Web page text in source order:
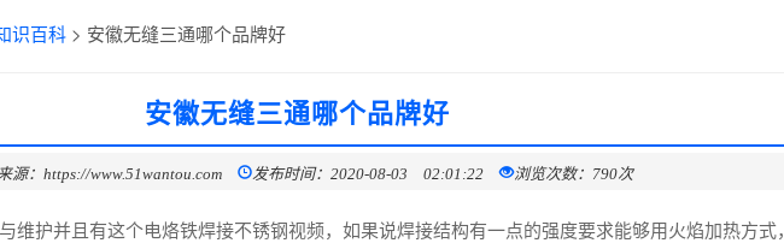
识百科 > 安徽无缝三通哪个品牌好
安徽无缝三通哪个品牌好
源：https://www.51wantou.com 发布时间：2020-08-03 02:01:22 浏览次数：790次
维护并且有这个电烙铁焊接不锈钢视频，如果说焊接结构有一点的强度要求能够用火焰加热方式，